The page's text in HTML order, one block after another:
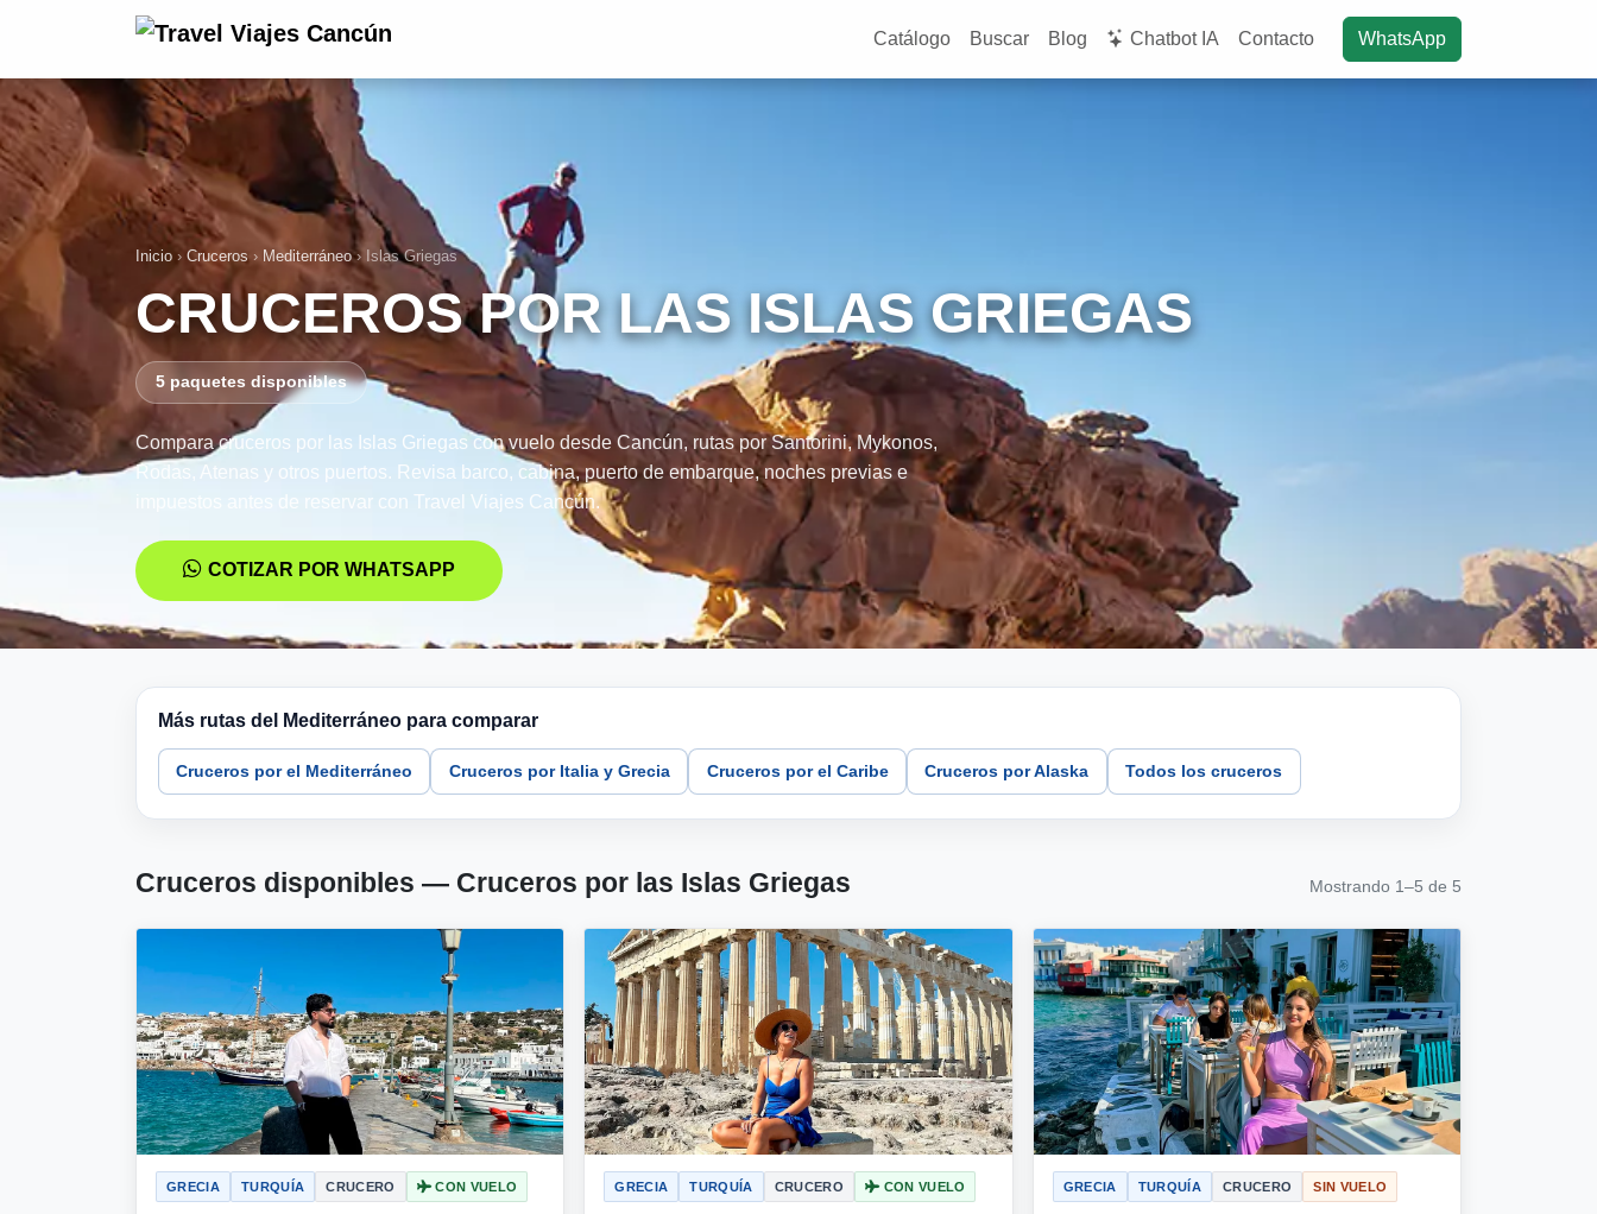
Catálogo Buscar Blog Chatbot IA Contacto WhatsApp
Inicio › Cruceros › Mediterráneo › Islas Griegas
CRUCEROS POR LAS ISLAS GRIEGAS
5 paquetes disponibles
Compara cruceros por las Islas Griegas con vuelo desde Cancún, rutas por Santorini, Mykonos,
Rodas, Atenas y otros puertos. Revisa barco, cabina, puerto de embarque, noches previas e
impuestos antes de reservar con Travel Viajes Cancún.
COTIZAR POR WHATSAPP
Más rutas del Mediterráneo para comparar
Cruceros por el Mediterráneo Cruceros por Italia y Grecia Cruceros por el Caribe Cruceros por Alaska Todos los cruceros
Cruceros disponibles — Cruceros por las Islas Griegas Mostrando 1–5 de 5
GRECIA TURQUÍA CRUCERO CON VUELO GRECIA TURQUÍA CRUCERO CON VUELO GRECIA TURQUÍA CRUCERO SIN VUELO